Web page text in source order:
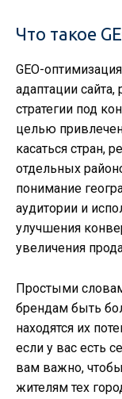
Что такое
GEO-
адаптации
стратегии под
целью
касаться стран,
отдельных
понимание
аудитории и
улучшения
увеличения
Простыми
брендам быть
находятся их
если у вас есть
вам важно,
жителям тех